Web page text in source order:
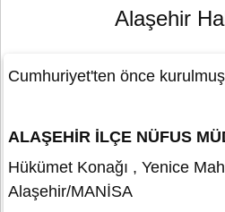
Alaşehir
Cumhuriyet'ten önce
ALAŞEHİR İLÇE NÜFUS
Hükümet Konağı , Yenice
Alaşehir/MANİSA